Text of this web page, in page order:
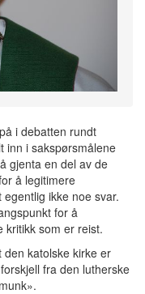
i debatten rundt
inn i sakspørsmålene
gjenta en del av de
å legitimere
ikke noe svar.
for å
kritikk som er reist.
katolske kirke er
fra den lutherske